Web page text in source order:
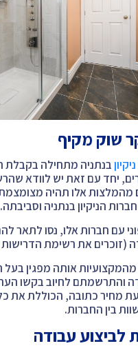
שוק מקיף
בנתניה מתחילה בקבלת
יחד עם זאת יש לוודא
אלו תהיה
הניקיון בנתניה וסביבתה.
עם חברות אלו, נסו לתאר
(זוכרים את רשימת
אותה מפגין
והתרשמתם לחיוב בקשו
מחיר כתובה, הכוללת את
בין החברות.
לביצוע עבודה